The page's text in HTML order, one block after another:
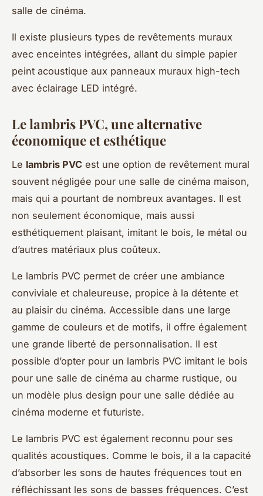
salle de cinéma.
Il existe plusieurs types de revêtements muraux
avec enceintes intégrées, allant du simple papier
peint acoustique aux panneaux muraux high-tech
avec éclairage LED intégré.
Le lambris PVC, une alternative
économique et esthétique
Le lambris PVC est une option de revêtement mural
souvent négligée pour une salle de cinéma maison,
mais qui a pourtant de nombreux avantages. Il est
non seulement économique, mais aussi
esthétiquement plaisant, imitant le bois, le métal ou
d’autres matériaux plus coûteux.
Le lambris PVC permet de créer une ambiance
conviviale et chaleureuse, propice à la détente et
au plaisir du cinéma. Accessible dans une large
gamme de couleurs et de motifs, il offre également
une grande liberté de personnalisation. Il est
possible d’opter pour un lambris PVC imitant le bois
pour une salle de cinéma au charme rustique, ou
un modèle plus design pour une salle dédiée au
cinéma moderne et futuriste.
Le lambris PVC est également reconnu pour ses
qualités acoustiques. Comme le bois, il a la capacité
d’absorber les sons de hautes fréquences tout en
réfléchissant les sons de basses fréquences. C’est